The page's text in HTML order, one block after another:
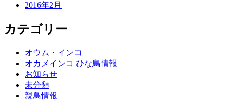
2016年2月
カテゴリー
オウム・インコ
オカメインコ ひな鳥情報
お知らせ
未分類
親鳥情報